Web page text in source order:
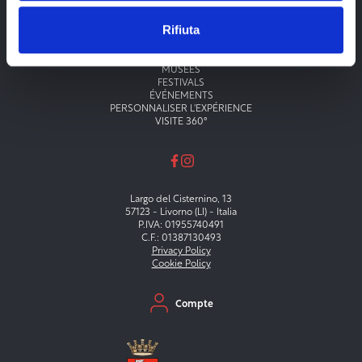
Rifiuta
Menu principale
THÉÂTRES
MUSÉES
FESTIVALS
ÉVÉNEMENTS
PERSONNALISER L'EXPÉRIENCE
VISITE 360°
Largo del Cisternino, 13
57123 - Livorno (LI) - Italia
P.IVA: 01955740491
C.F.: 01387130493
Privacy Policy
Cookie Policy
Menu secondario
Compte